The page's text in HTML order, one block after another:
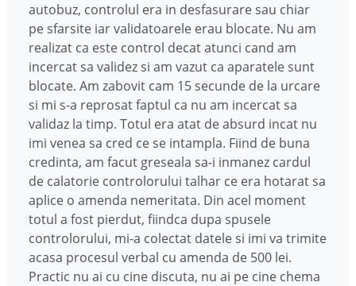
autobuz, controlul era in desfasurare sau chiar
pe sfarsite iar validatoarele erau blocate. Nu am
realizat ca este control decat atunci cand am
incercat sa validez si am vazut ca aparatele sunt
blocate. Am zabovit cam 15 secunde de la urcare
si mi s-a reprosat faptul ca nu am incercat sa
validaz la timp. Totul era atat de absurd incat nu
imi venea sa cred ce se intampla. Fiind de buna
credinta, am facut greseala sa-i inmanez cardul
de calatorie controlorului talhar ce era hotarat sa
aplice o amenda nemeritata. Din acel moment
totul a fost pierdut, fiindca dupa spusele
controlorului, mi-a colectat datele si imi va trimite
acasa procesul verbal cu amenda de 500 lei.
Practic nu ai cu cine discuta, nu ai pe cine chema